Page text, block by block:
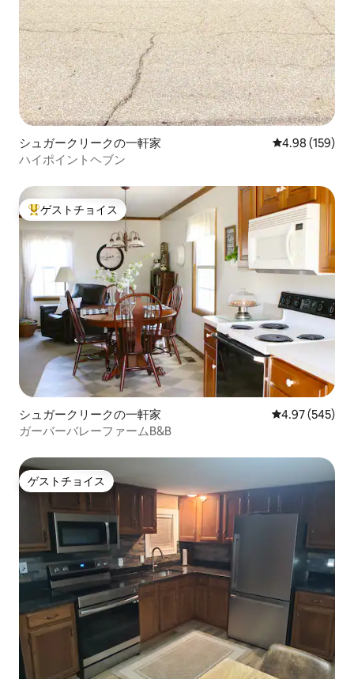
シュガークリークの一軒家 レビュー159
4.98 (159)
ハイポイントヘブン
大好評のゲストチョイスです。
ゲストチョイス
シュガークリークの一軒家 レビュー545
4.97 (545)
ガーバーバレーファームB&B
ゲストチョイス
ゲストチョイス